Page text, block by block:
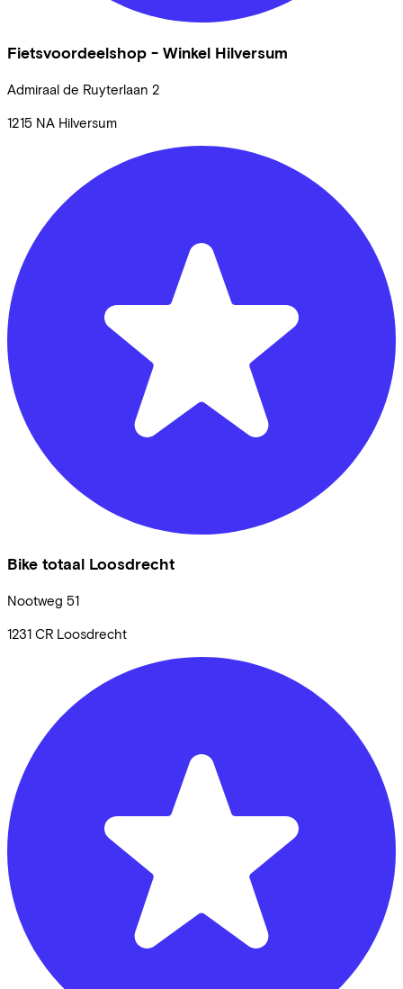
Fietsvoordeelshop - Winkel Hilversum
Admiraal de Ruyterlaan 2
1215 NA Hilversum
Bike totaal Loosdrecht
Nootweg 51
1231 CR Loosdrecht